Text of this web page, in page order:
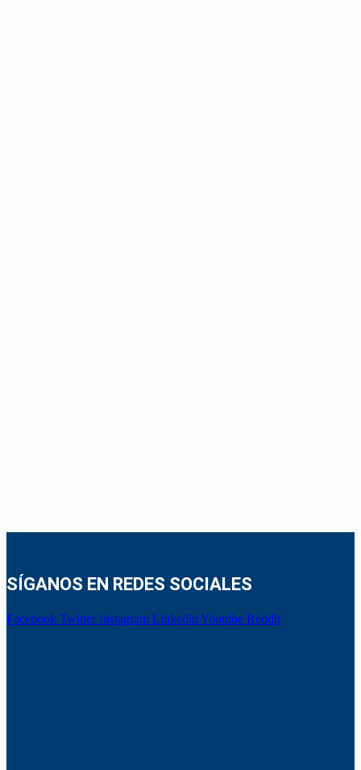
SÍGANOS EN REDES SOCIALES
Facebook Twitter Instagram Linkedin Youtube Reddit